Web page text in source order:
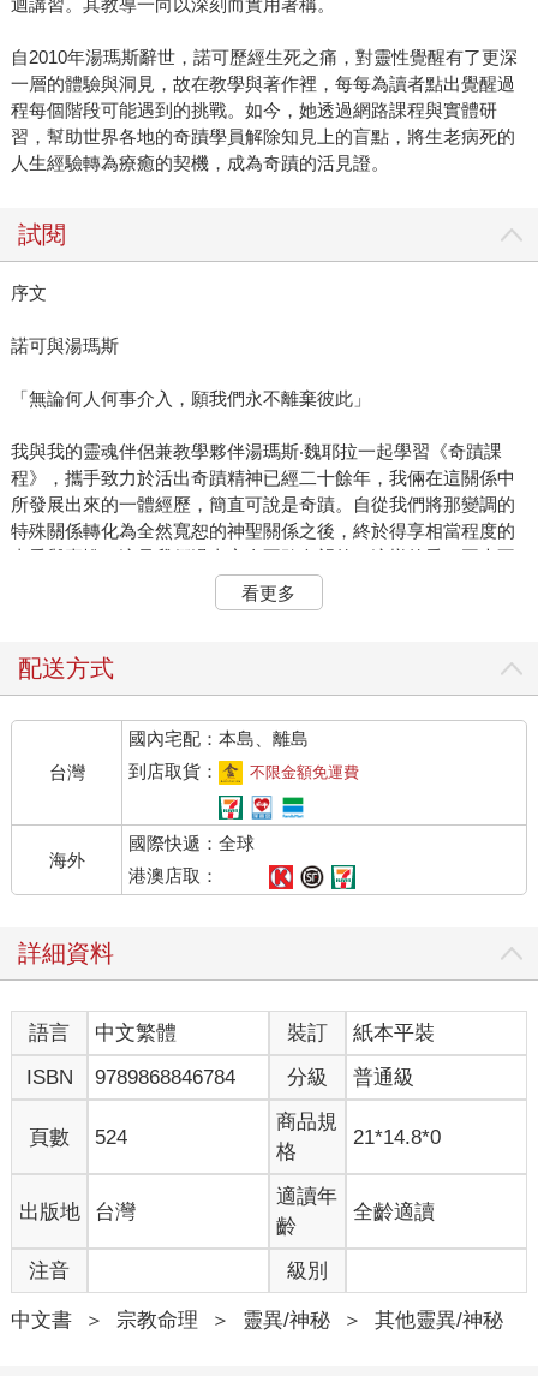
迴講習。其教導一向以深刻而實用著稱。
自2010年湯瑪斯辭世，諾可歷經生死之痛，對靈性覺醒有了更深
一層的體驗與洞見，故在教學與著作裡，每每為讀者點出覺醒過
程每個階段可能遇到的挑戰。如今，她透過網路課程與實體研
習，幫助世界各地的奇蹟學員解除知見上的盲點，將生老病死的
人生經驗轉為療癒的契機，成為奇蹟的活見證。
試閱
序文
諾可與湯瑪斯
「無論何人何事介入，願我們永不離棄彼此」
我與我的靈魂伴侶兼教學夥伴湯瑪斯‧魏耶拉一起學習《奇蹟課
程》，攜手致力於活出奇蹟精神已經二十餘年，我倆在這關係中
所發展出來的一體經歷，簡直可說是奇蹟。自從我們將那變調的
特殊關係轉化為全然寬恕的神聖關係之後，終於得享相當程度的
真愛與喜悅，這是我們過去完全不敢奢望的。這樣的愛，再也不
受任何人或任何事的威脅，哪怕是死亡。
不受動搖。連生活中各個層面的關係，包括過去所有的人與事，
終如一給予對方無數寬恕的機會！
你若熟悉《奇蹟課程》，便知道它是一條覺醒之路，能解除人間
一切苦難，而它的法寶僅僅只有一個，就是「練習寬恕」。但這
不是一般人所以為的寬恕，而是釜底抽薪的真寬恕；唯獨它，方
能一舉消除人間所有的苦難。寬恕能使我們從一切逆境覺醒，而
神聖關係可說為它提供了最有力的媒介；透過神聖關係，千古以
來的無謂傷痛都會剎那間煙消雲散。我們僅需一段受到徹底寬恕
不可摧，且永恆如是。同時我們也徹底看清了，世間所重視的特
殊之愛，只不過是存心仿冒真愛的贗品罷了。
有一個簡單的方法能幫助我們辨別兩者：倘若你所經驗到的愛是
會變質的，或受制於某人某事、某種處境、某些條件，那就絕對
不是真愛。我們可能甘心安於人間的愛，其實它與真愛有天壤之
別；不論人間的愛怎樣想方設法妝扮成真愛，骨子裡其實是恨。
遺憾的是，這種有條件的特殊之愛，乃是促使世人不斷流轉於生
死輪迴的根本原因。總而言之，特殊之愛必然令人心碎，遲早會
看更多
配送方式
台灣
國內宅配：本島、離島
到店取貨：
不限金額免運費
海外
國際快遞：全球
港澳店取：
詳細資料
語言 中文繁體 裝訂
紙本平裝
ISBN
9789868846784 分級 普通級
頁數 524
商品規
格
21*14.8*0
出版地 台灣
適讀年
齡
全齡適讀
注音 級別
中文書 ＞ 宗教命理 ＞ 靈異/神秘 ＞ 其他靈異/神秘